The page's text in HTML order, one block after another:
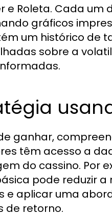
e Roleta. Cada
gráficos
um histórico de
sobre a
ganhar,
têm acesso a
do cassino. Por
pode reduzir
e aplicar uma
de retorno.